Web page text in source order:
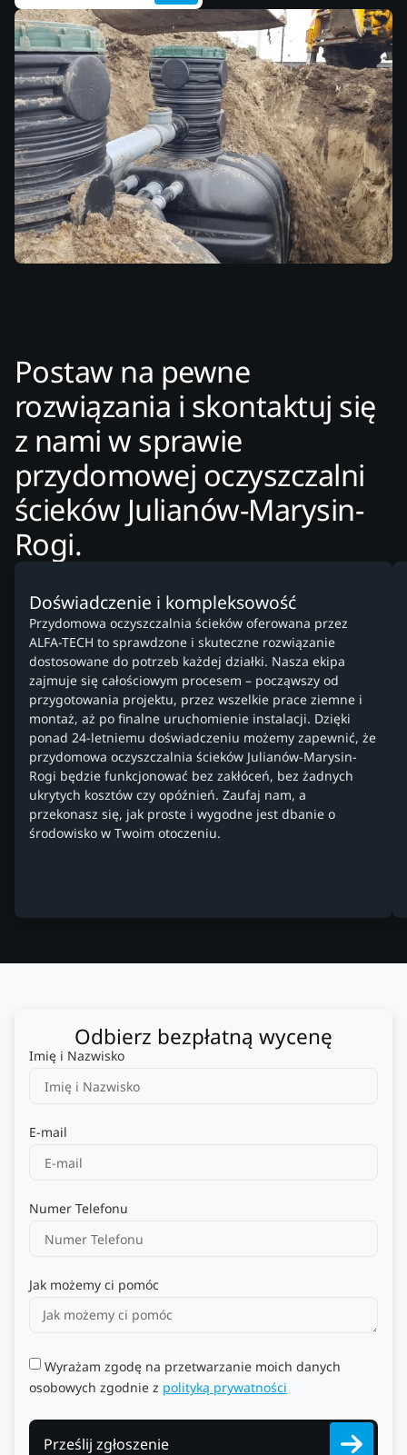
Postaw na pewne
rozwiązania i skontaktuj się
z nami w sprawie
przydomowej oczyszczalni
ścieków Julianów-Marysin-
Rogi.
Doświadczenie i kompleksowość
Przydomowa oczyszczalnia ścieków oferowana przez
ALFA-TECH to sprawdzone i skuteczne rozwiązanie
dostosowane do potrzeb każdej działki. Nasza ekipa
zajmuje się całościowym procesem – począwszy od
przygotowania projektu, przez wszelkie prace ziemne i
montaż, aż po finalne uruchomienie instalacji. Dzięki
ponad 24-letniemu doświadczeniu możemy zapewnić, że
przydomowa oczyszczalnia ścieków Julianów-Marysin-
Rogi będzie funkcjonować bez zakłóceń, bez żadnych
ukrytych kosztów czy opóźnień. Zaufaj nam, a
przekonasz się, jak proste i wygodne jest dbanie o
środowisko w Twoim otoczeniu.
Odbierz bezpłatną wycenę
Imię i Nazwisko
E-mail
Numer Telefonu
Jak możemy ci pomóc
Wyrażam zgodę na przetwarzanie moich danych
osobowych zgodnie z polityką prywatności
Prześlij zgłoszenie